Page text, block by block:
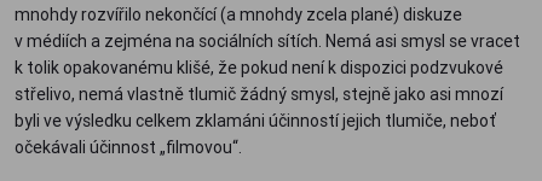
mnohdy rozvířilo nekončící (a mnohdy zcela plané) diskuze
v médiích a zejména na sociálních sítích. Nemá asi smysl se vracet
k tolik opakovanému klišé, že pokud není k dispozici podzvukové
střelivo, nemá vlastně tlumič žádný smysl, stejně jako asi mnozí
byli ve výsledku celkem zklamáni účinností jejich tlumiče, neboť
očekávali účinnost „filmovou“.